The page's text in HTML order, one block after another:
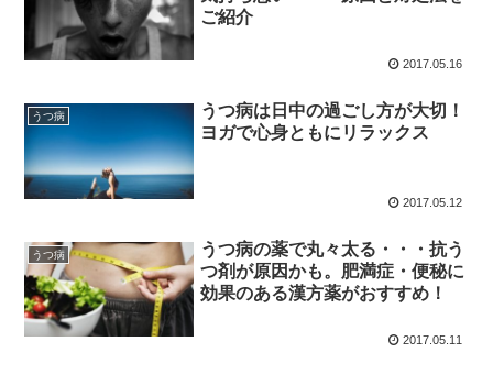
ご紹介
2017.05.16
うつ病
うつ病は日中の過ごし方が大切！
ヨガで心身ともにリラックス
2017.05.12
うつ病
うつ病の薬で丸々太る・・・抗う
つ剤が原因かも。肥満症・便秘に
効果のある漢方薬がおすすめ！
2017.05.11